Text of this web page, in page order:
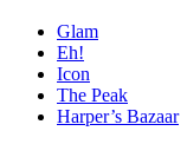
Glam
Eh!
Icon
The Peak
Harper’s Bazaar